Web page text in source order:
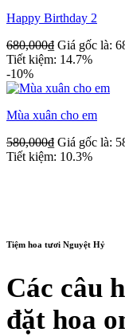
Happy Birthday 2
680,000₫ Giá gốc là:
Tiết kiệm: 14.7%
-10%
Mùa xuân cho em
580,000₫ Giá gốc là:
Tiết kiệm: 10.3%
Tiệm hoa tươi Nguyệt Hỷ
Các câu
đặt hoa